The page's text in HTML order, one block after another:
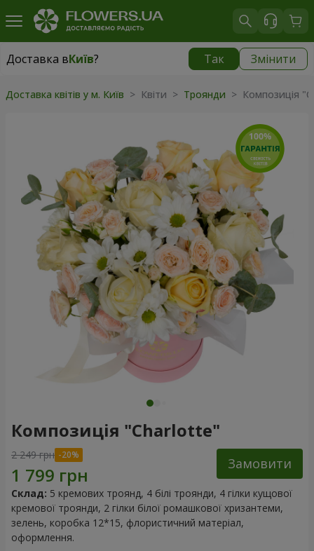
Доставка вКиїв? Так Змінити
Доставка вКиїв
Доставка квітів у м. Київ > Квіти > Троянди > Композиція
Композиція "Charlotte"
2 249 грн
Замовити
Склад: 5 кремових троянд, 4 білі троянди, 4 гілки кущової
кремової троянди, 2 гілки білої ромашкової хризантеми,
зелень, коробка 12*15, флористичний матеріал,
оформлення.